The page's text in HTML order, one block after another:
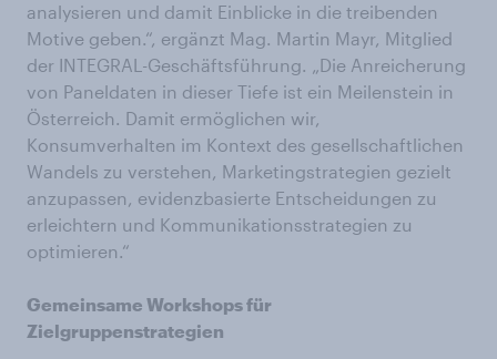
analysieren und damit Einblicke in die treibenden
Motive geben.“, ergänzt Mag. Martin Mayr, Mitglied
der INTEGRAL-Geschäftsführung. „Die Anreicherung
von Paneldaten in dieser Tiefe ist ein Meilenstein in
Österreich. Damit ermöglichen wir,
Konsumverhalten im Kontext des gesellschaftlichen
Wandels zu verstehen, Marketingstrategien gezielt
anzupassen, evidenzbasierte Entscheidungen zu
erleichtern und Kommunikationsstrategien zu
optimieren.“
Gemeinsame Workshops für
Zielgruppenstrategien